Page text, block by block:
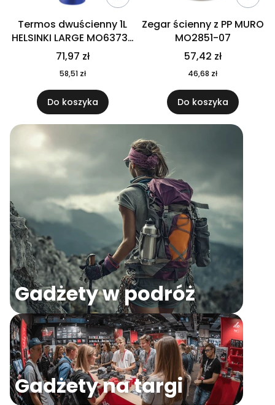
Termos dwuścienny 1L
HELSINKI LARGE MO6373-
04
71,97 zł
58,51 zł
Do koszyka
Zegar ścienny z PP MURO
MO2851-07
57,42 zł
46,68 zł
Do koszyka
Gadżety w podróż
Gadżety na targi